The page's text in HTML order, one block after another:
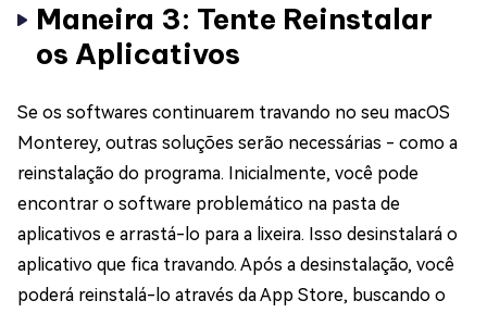
Maneira 3: Tente Reinstalar
os Aplicativos
Se os softwares continuarem travando no seu macOS
Monterey, outras soluções serão necessárias - como a
reinstalação do programa. Inicialmente, você pode
encontrar o software problemático na pasta de
aplicativos e arrastá-lo para a lixeira. Isso desinstalará o
aplicativo que fica travando. Após a desinstalação, você
poderá reinstalá-lo através da App Store, buscando o